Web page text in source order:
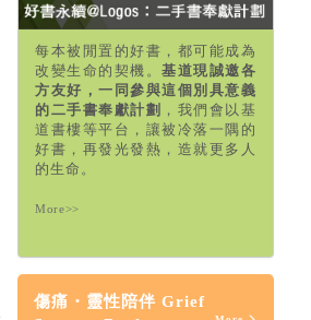
每本被閒置的好書，都可能成為
改變生命的契機。基道現誠邀各
方友好，一同參與這個別具意義
的二手書奉獻計劃 ，我們會以基
道書樓等平台，讓被冷落一隅的
好書，再發光發熱，造就更多人
的生命。
More>>
傷痛・靈性陪伴 Grief